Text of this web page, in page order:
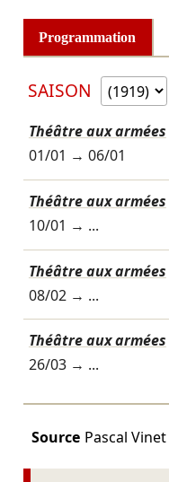
Programmation
SAISON
Théâtre aux armées
01/01 → 06/01
Théâtre aux armées
10/01 → ...
Théâtre aux armées
08/02→ ...
Théâtre aux armées
26/03→ ...
Source Pascal Vinet